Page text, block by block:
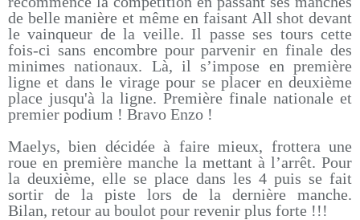
de belle manière et même en faisant All shot devant
le vainqueur de la veille. Il passe ses tours cette
fois-ci sans encombre pour parvenir en finale des
minimes nationaux. Là, il s’impose en première
ligne et dans le virage pour se placer en deuxième
place jusqu'à la ligne. Première finale nationale et
premier podium ! Bravo Enzo !
Maelys, bien décidée à faire mieux, frottera une
roue en première manche la mettant à l’arrêt. Pour
la deuxième, elle se place dans les 4 puis se fait
sortir de la piste lors de la dernière manche.
Bilan, retour au boulot pour revenir plus forte !!!